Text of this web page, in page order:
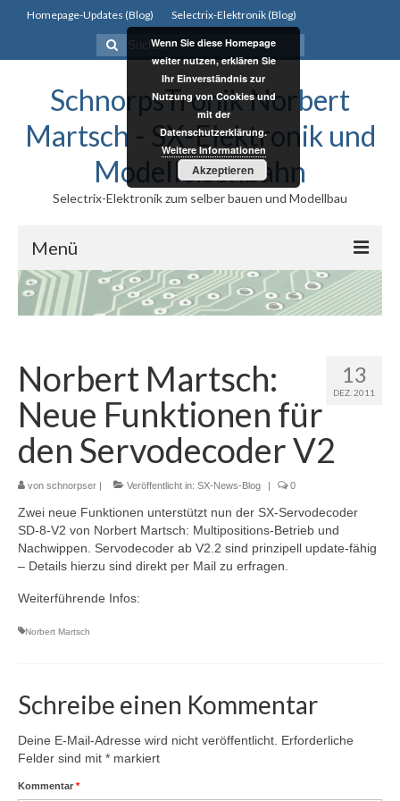
Homepage-Updates (Blog) Selectrix-Elektronik (Blog)
Suchen
nach:
SchnorpsTronik Norbert
Martsch - SX-Elektronik und
Modelleisenbahn
Selectrix-Elektronik zum selber bauen und Modellbau
Menü
Selectrix
Selectrix System
Selectrix Marktübersicht
Selectrix und RJ45-Netzwerkkabel
SX-News-Blog
ST-Train Handbuch zum Download
Nachruf Klaus Richter „Der Modellbahn-
Berater“
Selectrix-Elektronik
Gleisbelegtmelder V3
Funktionsdecoder V2
Licht-Funktionsdecoder V1
13
DEZ. 2011
Norbert Martsch:
Neue Funktionen für
den Servodecoder V2
von schnorpser | Veröffentlicht in: SX-News-Blog | 0
Zwei neue Funktionen unterstützt nun der SX-Servodecoder
SD-8-V2 von Norbert Martsch: Multipositions-Betrieb und
Nachwippen. Servodecoder ab V2.2 sind prinzipell update-fähig
– Details hierzu sind direkt per Mail zu erfragen.
Weiterführende Infos:
Norbert Martsch
Schreibe einen Kommentar
Deine E-Mail-Adresse wird nicht veröffentlicht. Erforderliche
Felder sind mit * markiert
Kommentar *
Wenn Sie diese Homepage
weiter nutzen, erklären Sie
Ihr Einverständnis zur
Nutzung von Cookies und
mit der
Datenschutzerklärung.
Weitere Informationen
Akzeptieren